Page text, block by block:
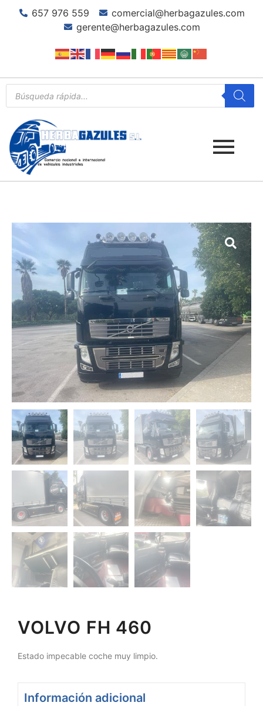
657 976 559
comercial@herbagazules.com
gerente@herbagazules.com
VOLVO FH 460
Estado impecable coche muy limpio.
Información adicional